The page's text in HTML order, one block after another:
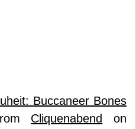
Buccaneer Bones
Cliquenabend
on